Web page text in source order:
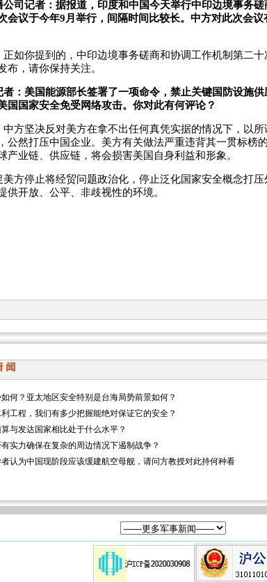
公司记者：据报道，印度和中国今天举行中印边境事务
会议于今年9月举行，间隔时间比较长。中方对此次会
正如你提到的，中印边境事务磋商和协调工作机制第二
布，请你保持关注。
者：美国能源部长签署了一项命令，禁止关键国防设施
国国家安全免受网络攻击。你对此有何评论？
中方坚决反对美方在拿不出任何真凭实据的情况下，以
公然打压中国企业。美方有关做法严重违背其一贯标榜
产业链、供应链，将会损害美国自身利益和形象。
美方停止将经贸问题政治化，停止泛化国家安全概念打
供开放、公平、非歧视性的环境。
何？亚太地区安全特别是台海局势前景如何？
工程，我们有多少把握能绝对保证它的安全？
与发达国家相比处于什么水平？
实力确保在复杂的周边情况下遏制战争？
认为中国现阶段应该缓建航空母舰，请问方教授对此持何种看